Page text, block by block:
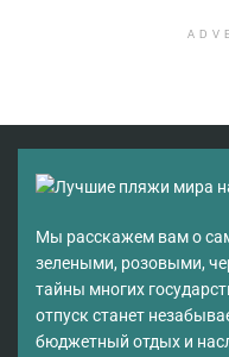
Мы расскажем вам о
зелеными, розовыми,
тайны многих
отпуск станет
бюджетный отдых и